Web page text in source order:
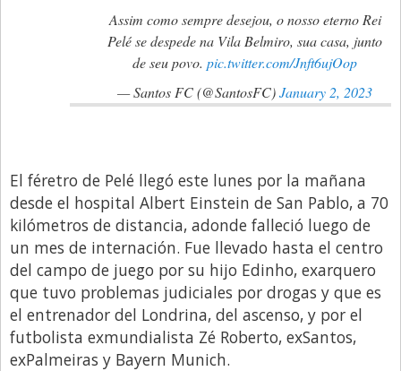
Show Business
Viajes
Assim como sempre desejou, o nosso eterno Rei
Pelé se despede na Vila Belmiro, sua casa, junto
de seu povo. pic.twitter.com/Jnft6ujOop
— Santos FC (@SantosFC)January 2, 2023
El féretro de Pelé llegó este lunes por la mañana
desde el hospital Albert Einstein de San Pablo, a 70
kilómetros de distancia, adonde falleció luego de
un mes de internación. Fue llevado hasta el centro
del campo de juego por su hijo Edinho, exarquero
que tuvo problemas judiciales por drogas y que es
el entrenador del Londrina, del ascenso, y por el
futbolista exmundialista Zé Roberto, exSantos,
exPalmeiras y Bayern Munich.